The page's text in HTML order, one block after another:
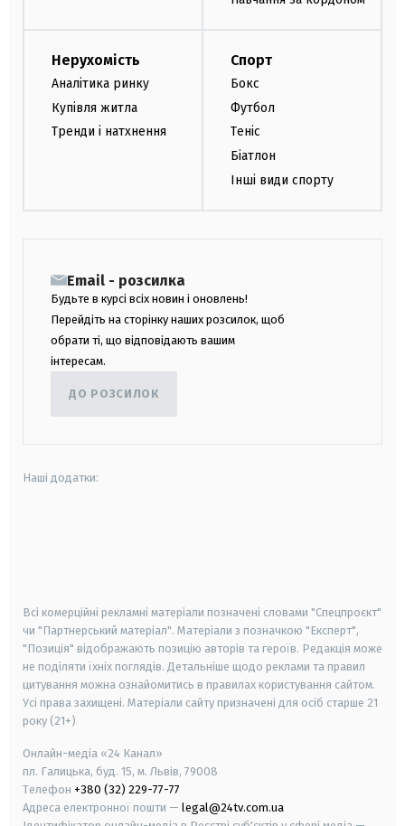
Нерухомість
Аналітика ринку
Купівля житла
Тренди і натхнення
Спорт
Бокс
Футбол
Теніс
Біатлон
Інші види спорту
Email - розсилка
Будьте в курсі всіх новин і оновлень!
Перейдіть на сторінку наших розсилок, щоб
обрати ті, що відповідають вашим
інтересам.
ДО РОЗСИЛОК
Наші додатки:
Всі комерційні рекламні матеріали позначені словами "Спецпроєкт"
чи "Партнерський матеріал". Матеріали з позначкою "Експерт",
"Позиція" відображають позицію авторів та героїв. Редакція може
не поділяти їхніх поглядів. Детальніше щодо реклами та правил
цитування можна ознайомитись в правилах користування сайтом.
Усі права захищені. Матеріали сайту призначені для осіб старше 21
року (21+)
Онлайн-медіа «24 Канал»
пл. Галицька, буд. 15, м. Львів, 79008
Телефон +380 (32) 229-77-77
Адреса електронної пошти — legal@24tv.com.ua